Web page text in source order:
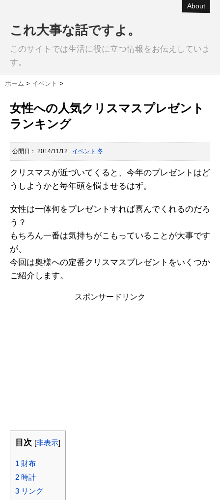
About
これ大事な話ですよ。
このサイトでは生活に役に立つ情報をお伝えしていま
す。
ホーム > イベント >
女性への人気クリスマスプレゼント
ランキング
公開日： 2014/11/12 : イベント 冬
クリスマスが近づいてくると、今年のプレゼントはど
うしようかと毎年頭を悩ませるはず。
女性は一体何をプレゼントすれば喜んでくれるのだろ
う？
もちろん一番は気持ちがこもっていることが大事です
が、
今回は奥様への定番クリスマスプレゼントをいくつか
ご紹介します。
スポンサードリンク
目次 [非表示]
1 財布
2 時計
3 リング